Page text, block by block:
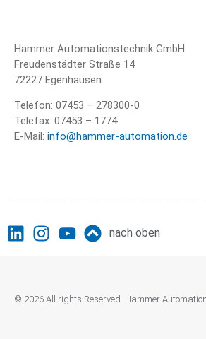
Hammer Automationstechnik GmbH
Freudenstädter Straße 14
72227 Egenhausen
Telefon: 07453 – 278300-0
Telefax: 07453 – 1774
E-Mail: info@hammer-automation.de
nach oben
© 2026 All rights Reserved. Hammer